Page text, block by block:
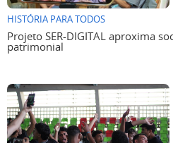
HISTÓRIA PARA TODOS
Projeto SER-DIGITAL aproxima
patrimonial